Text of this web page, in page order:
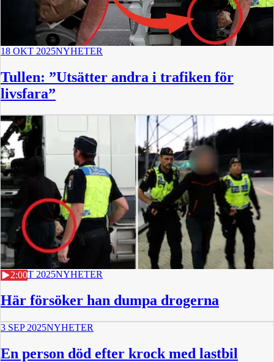
18 OKT 2025NYHETER
Tullen: ”Utsätter andra i trafiken för
livsfara”
2:00
18 OKT 2025NYHETER
Här försöker han dumpa drogerna
3 SEP 2025NYHETER
En person död efter krock med lastbil